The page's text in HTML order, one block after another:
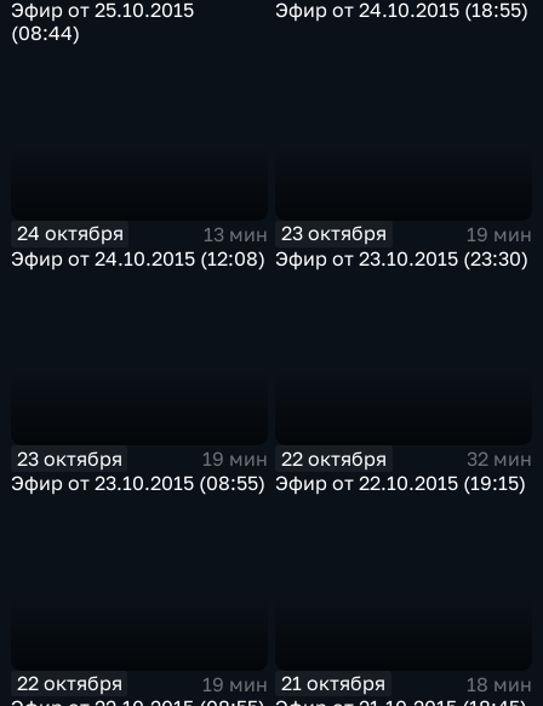
Эфир от 25.10.2015
(08:44)
Эфир от 24.10.2015 (18:55)
24 октября
13 мин
Эфир от 24.10.2015 (12:08)
23 октября
19 мин
Эфир от 23.10.2015 (23:30)
23 октября
19 мин
Эфир от 23.10.2015 (08:55)
22 октября
32 мин
Эфир от 22.10.2015 (19:15)
22 октября
19 мин
21 октября
18 мин